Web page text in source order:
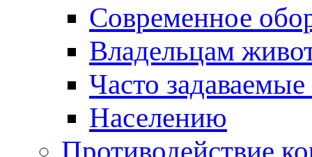
Современное
Владельцам
Часто
Населению